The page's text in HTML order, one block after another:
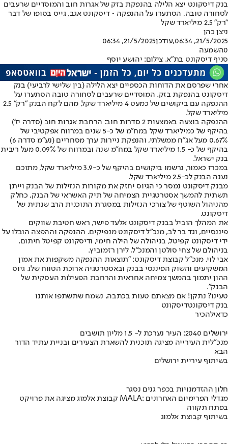
בנק דיסקונט יצא הלילה בהנפקת בזק של אגרות חוב והמוסדיים שרעבים
לסחורה טובה, הסתערו על ההנפקה • דיסקונט אגב, גייס בסופו של דבר
"רק" 2.5 מיליארד שקל
ניצן כהן
21/5/2025, 06:34
,עודכן21/5/2025, 06:34
0השמעה
סניף דיסקונט בת"א. צילום: יהושע יוסף
אחרי שפרסם את הדוחות הכספיים יצא הלילה (בין שלישי לרביעי) בנק
דיסקונט בהנפקת בזק. המוסדיים שרעבים לסחורה טובה הסתערו על
ההנפקה עם ביקושים של כמעט 4 מיליארד שקל, מהם לקח הבנק "רק" 2.5
מיליארד שקל.
ההנפקה בוצעה באמצעות 2 סדרות חוב: הרחבת אגרות חוב (סדרה יז')
בהיקף של כמיליארד שקל במח"מ של כ-5 שנים במרווח אפקטיבי של
0.67% מעל אג"ח ממשלתי, והנפקת ניירות ערך מסחריים (נע"מ סדרה 6)
בהיקף של כ- 1.5 מיליארד שקל במח"מ שנה ובמרווח של 0.09% מעל ריבית
בנק ישראל.
במכרז כאמור, נרשמו ביקושים בהיקף של כ-3.9 מיליארד שקל, מתוכם
נענה הבנק לכ-2.5 מיליארד שקל.
מבנק דיסקונט נמסר כי הגיוס יחזק את מקורות הנזילות של הבנק וייתן
תשתית להמשך אסטרטגיית הצמיחה של תיק האשראי של הבנק, כחלק
מהניהול השוטף של צורכי הנזילות במסגרת התוכנית הרב שנתית של
דיסקונט.
את המהלך הוביל בבנק דיסקונט אלעד פישר, ראש חטיבת שווקים
פיננסיים, וגד בר לב, מנכ"ל דיסקונט מנפיקים. ההנפקה וההפצה הובלו על
ידי דיסקונט קפיטל, בניהולה של הילה חימי, ודיסקונט קפיטל חיתום,
בניהולם של צחי סולטן והמנכ"ל, לירן רזמוביץ.
אבי לוי, מנכ"ל קבוצת דיסקונט: "תוצאות ההנפקה משקפות את אמון
המשקיעים והשוק הפיננסי בבנק ובאסטרטגיה ארוכת הטווח שלו. גיוס
ההון יתמוך בהמשך צמיחה אחראית והרחבת הפעילות העסקית של
הבנק".
טעינו? נתקן! אם מצאתם טעות בכתבה, נשמח שתשתפו אותנו
בנק דיסקונטדיסקונט
כדאילהכיר
ירושלים 2040: העיר נערכת ל- 1.5 מליון תושבים
מנכ"לית העירייה מציגה תוכנית להשארת הצעירים ובניית עתיד הדור
הבא
בשיתוף עיריית ירושלים
חלון ההזדמנויות בכפר גנים נסגר
קבוצת אלמוג מציגה את פרויקט MALA: מגדלי הפרימיום האחרונים
בפתח תקווה
בשיתוף קבוצת אלמוג